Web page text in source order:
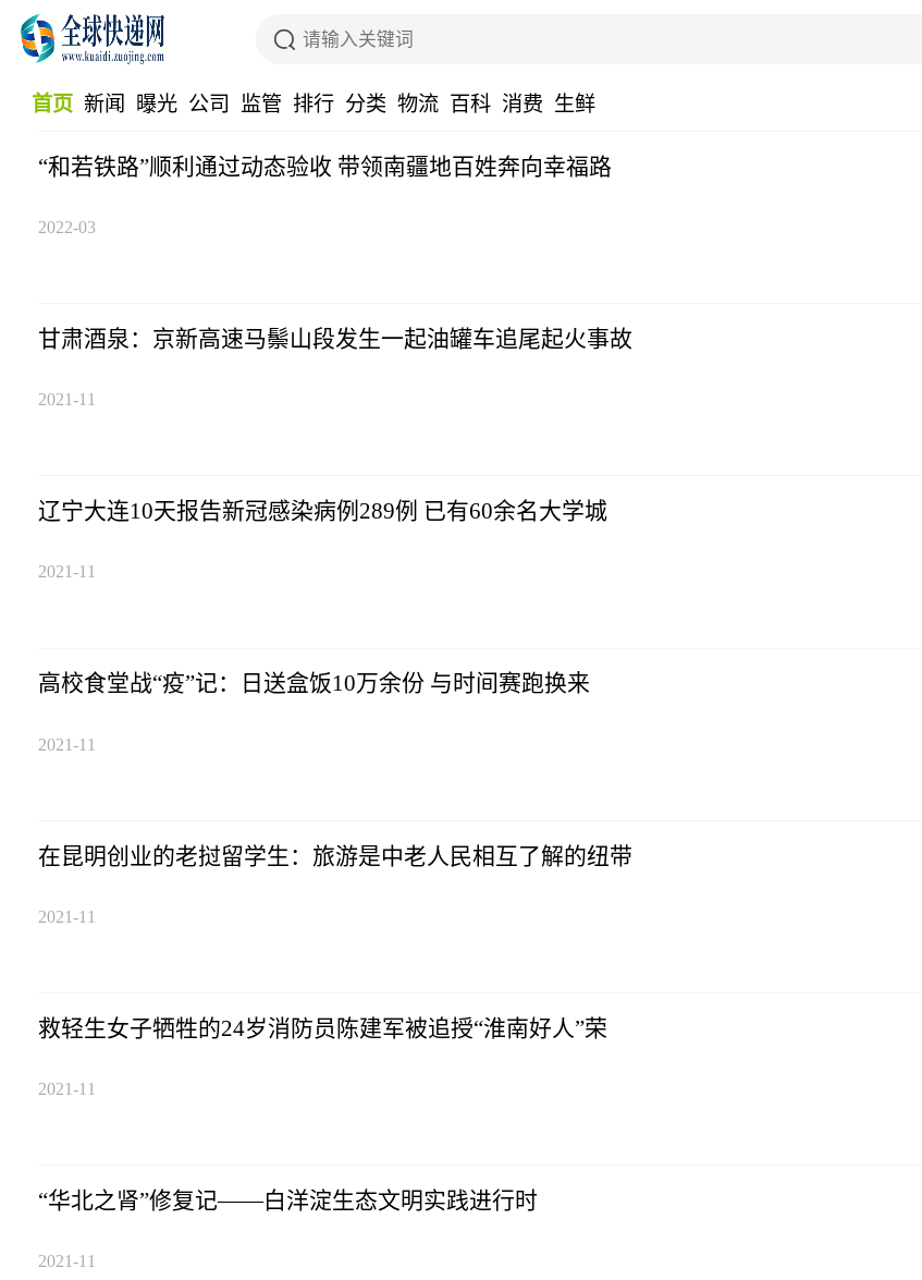
首页 新闻 曝光 公司 监管 排行 分类 物流 百科 消费 生鲜
“和若铁路”顺利通过动态验收 带领南疆地百姓奔向幸福路
2022-03
甘肃酒泉：京新高速马鬃山段发生一起油罐车追尾起火事故
2021-11
辽宁大连10天报告新冠感染病例289例 已有60余名大学城
2021-11
高校食堂战“疫”记：日送盒饭10万余份 与时间赛跑换来
2021-11
在昆明创业的老挝留学生：旅游是中老人民相互了解的纽带
2021-11
救轻生女子牺牲的24岁消防员陈建军被追授“淮南好人”荣
2021-11
“华北之肾”修复记——白洋淀生态文明实践进行时
2021-11